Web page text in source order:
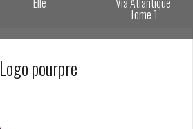
Tome 1
Logo pourpre